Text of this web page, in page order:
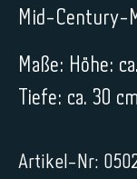
Mid-Century-
Maße: Höhe:
Tiefe: ca. 30 cm
Artikel-Nr: